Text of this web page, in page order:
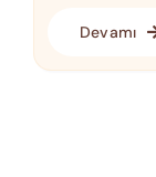
Devamı